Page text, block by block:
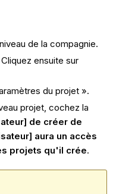
de la compagnie.
ensuite sur
du projet ».
projet, cochez la
de créer de
aura un accès
projets qu'il crée.